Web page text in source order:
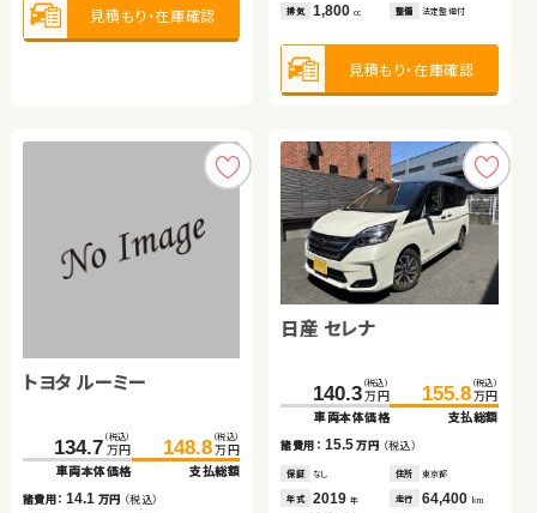
見積もり・在庫確認 排気 1,800cc 整備 法定整備付
見積もり・在庫確認
トヨタ ルーミー
134.7 （税込）
万円
車両本体価格
148.8 （税込）
万円
支払総額
諸費用：14.1 万円 （税込）
日産 セレナ
140.3 （税込）
万円
車両本体価格
155.8 （税込）
万円
支払総額
諸費用： 15.5万円 （税込）
保証 なし 住所 東京都
年式 2019年 走行 64,400 km
見積もり・在庫確認
38.4 （税込）
万円
諸費用：10.3万円（税込）
なし 茨城県
年式 2013年 走行
スバル フォレスター ハイ
ブリッド
244.1（税込）
万円
諸費用： 15.4万円（税込）
あり
年式 2021年 走行
排気 2,000 整備 法定整備付
見積もり・在庫確認 見積もり・在庫確認
（税込）
万円
諸費用：-万円（税込）
なし 千葉県
年式 2022年 走行
ダイハツ タント
129.8 （税込）
万円
車両本体価格
137.4 （税込）
万円
支払総額
諸費用： 7.6万円（税込）
保証 あり 住所 福岡県
年式 2021年 走行 45,000 km